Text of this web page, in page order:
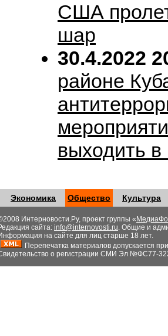
США
шар
30.4.2022
районе
выходить
Экономика Общество Культура
Интерновости.Ру, проект группы «
сайта: info@internovosti.ru. Общие и
на сайте для лиц старше 18 лет.
Перепечатка материалов допускается
о регистрации СМИ Эл №ФС77-